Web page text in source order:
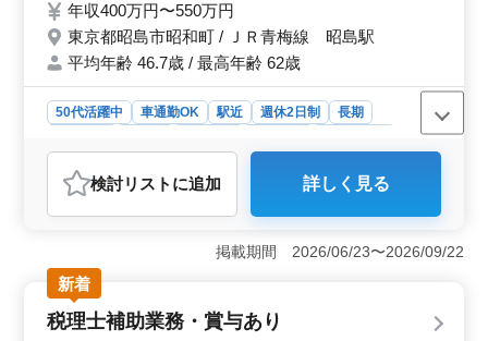
ないことがあればすぐに相談できる環境です。
計、達人シリーズ 駅チカ 車通勤可能 ご応募
お待ちしております◎
年収400万円〜550万円
東京都昭島市昭和町 / ＪＲ青梅線 昭島駅
平均年齢 46.7歳 / 最高年齢 62歳
50代活躍中 車通勤OK 駅近 週休2日制
長期
おすすめポイント
＜働きやすさ＞ 週休2日制で、昭島駅近の事務所で
す。 中高年も活躍中の働きやすい職場環境です。
＜業務内容＞ 税務会計業務全般に携わり、経営アドバ
イスや相続対策など、幅広い業務があります。経験を活
かせます。 ＜待遇・給与＞ 年収400万円〜550万
円。 社会保険完備、通勤手当支給など福利厚生も充実
しています。
検討リスト に追加 詳しく見る
掲載期間 2026/06/23〜2026/09/22
新着
税理士補助業務・賞与あり